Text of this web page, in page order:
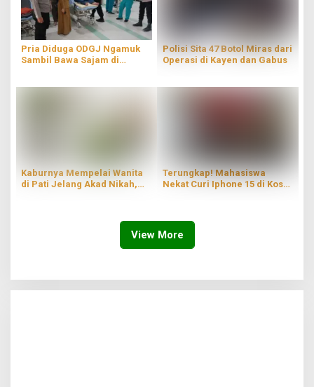
Pria Diduga ODGJ Ngamuk
Sambil Bawa Sajam di
Polisi Sita 47 Botol Miras dari
Operasi di Kayen dan Gabus
Kaburnya Mempelai Wanita
di Pati Jelang Akad Nikah,
Terungkap! Mahasiswa
Nekat Curi Iphone 15 di Kos
View More